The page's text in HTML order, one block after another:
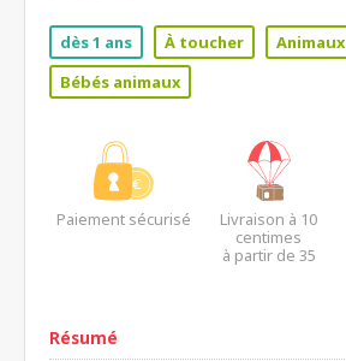
dès 1 ans À toucher
Animaux
Bébés animaux
Paiement sécurisé
Livraison à 10
centimes
à partir de 35
Résumé